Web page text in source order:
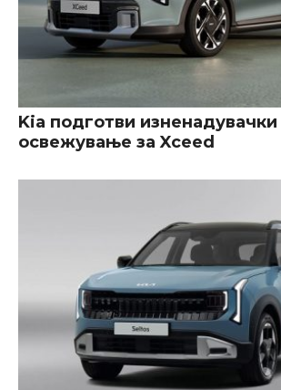
Kia подготви
освежување за Xceed